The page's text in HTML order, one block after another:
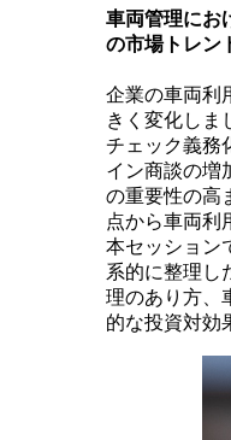
車両管理にお
の市場トレン
企業の車両利
きく変化しま
チェック義務
イン商談の増
の重要性の高
点から車両利
本セッション
系的に整理し
理のあり方、
的な投資対効